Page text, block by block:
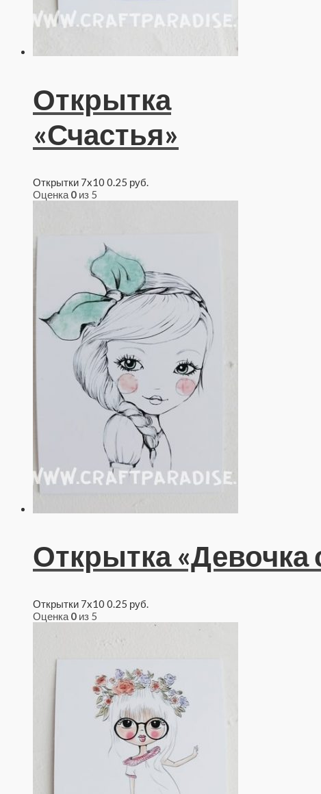
Открытка
«Счастья»
Открытки 7x10 0.25 руб.
Оценка 0 из 5
Открытка «Девочка
Открытки 7x10 0.25 руб.
Оценка 0 из 5